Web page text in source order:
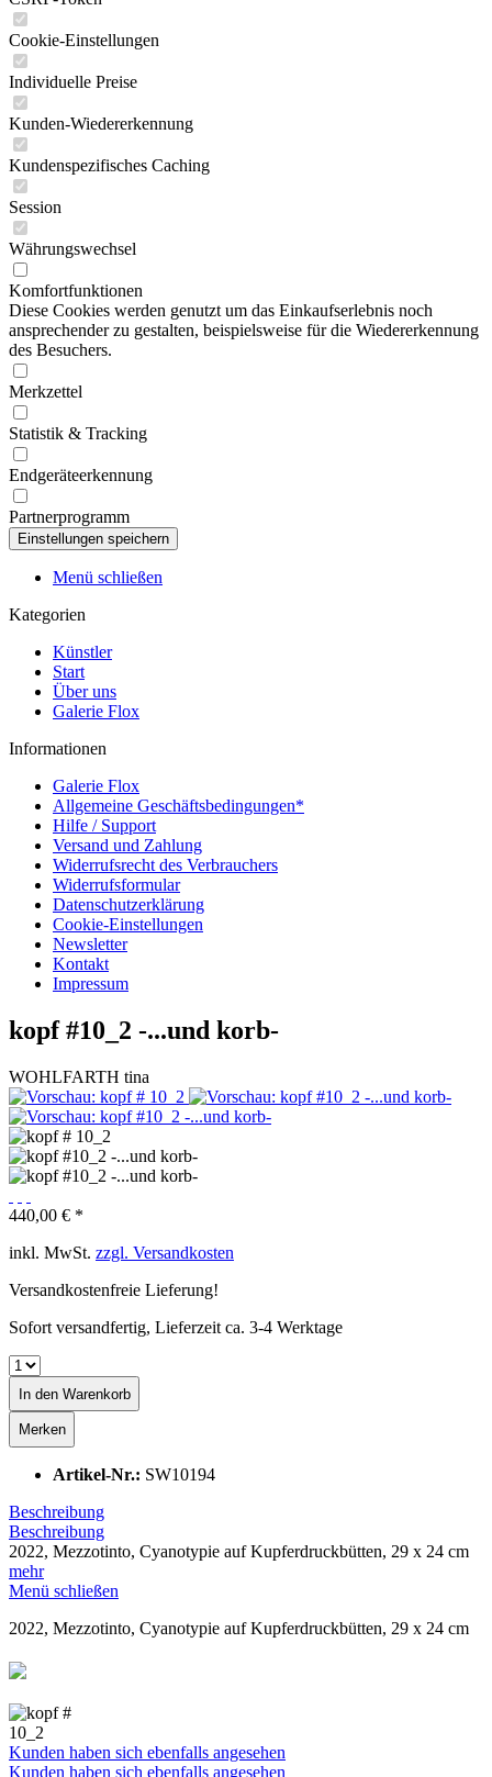
Cookie-Einstellungen
Individuelle Preise
Kunden-Wiedererkennung
Kundenspezifisches Caching
Session
Währungswechsel
Komfortfunktionen
Diese Cookies werden genutzt um das Einkaufserlebnis noch
ansprechender zu gestalten, beispielsweise für die Wiedererkennung
des Besuchers.
Merkzettel
Statistik & Tracking
Endgeräteerkennung
Partnerprogramm
Menü schließen
Kategorien
Künstler
Start
Über uns
Galerie Flox
Informationen
Galerie Flox
Allgemeine Geschäftsbedingungen*
Hilfe / Support
Versand und Zahlung
Widerrufsrecht des Verbrauchers
Widerrufsformular
Datenschutzerklärung
Cookie-Einstellungen
Newsletter
Kontakt
Impressum
kopf #10_2 -...und korb-
WOHLFARTH tina
440,00 € *
inkl. MwSt. zzgl. Versandkosten
Versandkostenfreie Lieferung!
Sofort versandfertig, Lieferzeit ca. 3-4 Werktage
In den Warenkorb
Merken
Artikel-Nr.: SW10194
Beschreibung
Beschreibung
2022, Mezzotinto, Cyanotypie auf Kupferdruckbütten, 29 x 24 cm
mehr
Menü schließen
2022, Mezzotinto, Cyanotypie auf Kupferdruckbütten, 29 x 24 cm
Kunden haben sich ebenfalls angesehen
Kunden haben sich ebenfalls angesehen